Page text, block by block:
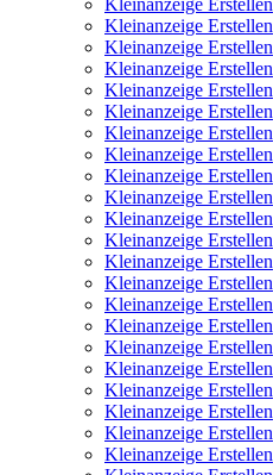
Kleinanzeige Erstellen
Kleinanzeige Erstellen
Kleinanzeige Erstellen
Kleinanzeige Erstellen
Kleinanzeige Erstellen
Kleinanzeige Erstellen
Kleinanzeige Erstellen
Kleinanzeige Erstellen
Kleinanzeige Erstellen
Kleinanzeige Erstellen
Kleinanzeige Erstellen
Kleinanzeige Erstellen
Kleinanzeige Erstellen
Kleinanzeige Erstellen
Kleinanzeige Erstellen
Kleinanzeige Erstellen
Kleinanzeige Erstellen
Kleinanzeige Erstellen
Kleinanzeige Erstellen
Kleinanzeige Erstellen
Kleinanzeige Erstellen